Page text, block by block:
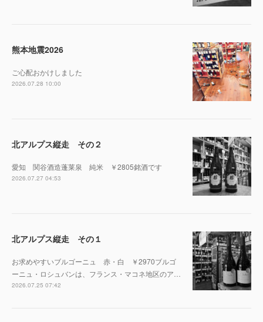
熊本地震2026
ご心配おかけしました
2026.07.28 10:00
北アルプス縦走 その２
愛知 関谷酒造蓬莱泉 純米 ￥2805銘酒です
2026.07.27 04:53
北アルプス縦走 その１
お求めやすいブルゴーニュ 赤・白 ￥2970ブルゴ
ーニュ・ロシュバンは、フランス・マコネ地区のア…
2026.07.25 07:42